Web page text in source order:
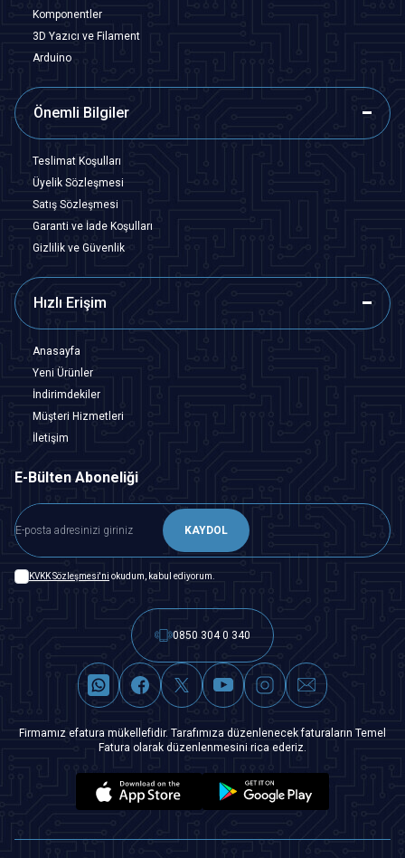
Komponentler
3D Yazıcı ve Filament
Arduino
Önemli Bilgiler
Teslimat Koşulları
Üyelik Sözleşmesi
Satış Sözleşmesi
Garanti ve İade Koşulları
Gizlilik ve Güvenlik
Hızlı Erişim
Anasayfa
Yeni Ürünler
İndirimdekiler
Müşteri Hizmetleri
İletişim
E-Bülten Aboneliği
KAYDOL
KVKK Sözleşmesi'ni okudum, kabul ediyorum.
0850 304 0 340
Firmamız efatura mükellefidir. Tarafımıza düzenlenecek faturaların Temel
Fatura olarak düzenlenmesini rica ederiz.